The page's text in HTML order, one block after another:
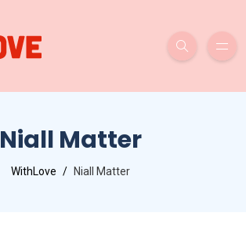
Niall Matter
WithLove Niall Matter